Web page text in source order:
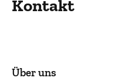
Kontakt
Über uns